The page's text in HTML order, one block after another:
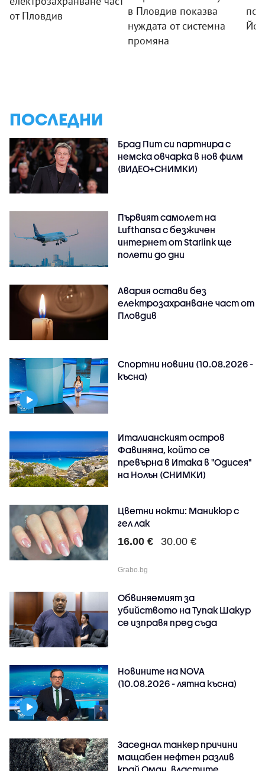
от Пловдив
в Пловдив показва
нуждата от системна
промяна
ПОСЛЕДНИ
Брад Пит си партнира с
немска овчарка в нов филм
(ВИДЕО+СНИМКИ)
Първият самолет на
Lufthansa с безжичен
интернет от Starlink ще
полети до дни
Авария остави без
електрозахранване част от
Пловдив
Спортни новини (10.08.2026 -
късна)
Италианският остров
Фавиняна, който се
превърна в Итака в "Одисея"
на Нолън (СНИМКИ)
Цветни нокти: Маникюр с
гел лак
16.00 € 30.00 €
Grabo.bg
Обвиняемият за
убийството на Тупак Шакур
се изправя пред съда
Новините на NOVA
(10.08.2026 - лятна късна)
Заседнал танкер причини
мащабен нефтен разлив